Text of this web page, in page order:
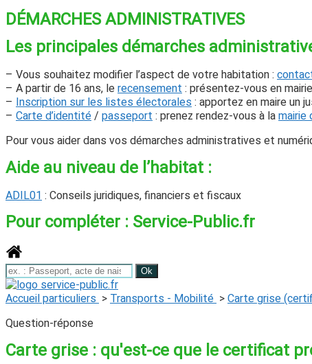
DÉMARCHES ADMINISTRATIVES
Les principales démarches
– Vous souhaitez modifier l’aspect de votre habitation :
– A partir de 16 ans, lerecensement : présentez-vous en
– Inscription sur les listes électorales : apportez en maire un
– Carte d’identité/ passeport : prenez rendez-vous à lamairie
Pour vous aider dans vos démarches administratives et
Aide au niveau de l’habitat :
ADIL01 : Conseils juridiques, financiers et fiscaux
Pour compléter : Service-Public.fr
Accueil particuliers >Transports - Mobilité >Carte grise
Question-réponse
Carte grise : qu'est-ce que le certificat